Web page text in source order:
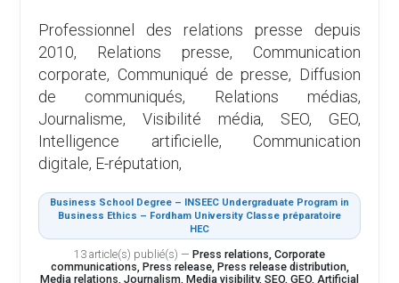
Professionnel des relations presse depuis
2010, Relations presse, Communication
corporate, Communiqué de presse, Diffusion
de communiqués, Relations médias,
Journalisme, Visibilité média, SEO, GEO,
Intelligence artificielle, Communication
digitale, E-réputation,
Business School Degree – INSEEC Undergraduate Program in
Business Ethics – Fordham University Classe préparatoire
HEC
13 article(s) publié(s) — Press relations, Corporate
communications, Press release, Press release distribution,
Media relations, Journalism, Media visibility, SEO, GEO, Artificial